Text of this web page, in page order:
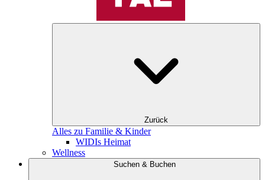
Zurück
Alles zu Familie & Kinder
WIDIs Heimat
Wellness
Suchen & Buchen